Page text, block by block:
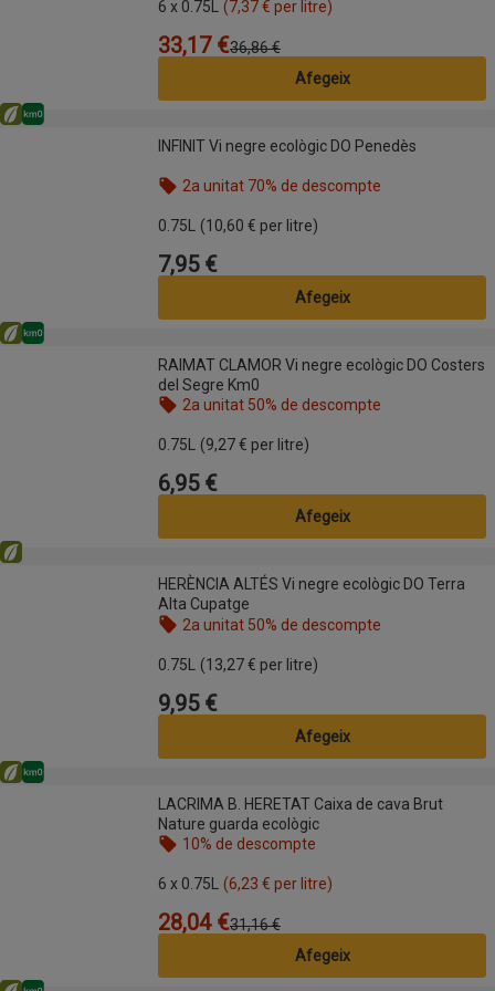
6 x 0.75L
(7,37 € per litre)
Preu
33,17 €
Preu anterior36,86 €
Afegeix
INFINIT Vi negre ecològic DO Penedès
Eco
Km0
INFINIT Vi negre ecològic DO Penedès
2a unitat 70% de descompte
0.75L (10,60 € per litre)
Preu
7,95 €
Afegeix
RAIMAT CLAMOR Vi negre ecològic DO Costers del Segre Km0
Eco
Km0
RAIMAT CLAMOR Vi negre ecològic DO Costers
del Segre Km0
2a unitat 50% de descompte
0.75L (9,27 € per litre)
Preu
6,95 €
Afegeix
HERÈNCIA ALTÉS Vi negre ecològic DO Terra Alta Cupatge
Eco
HERÈNCIA ALTÉS Vi negre ecològic DO Terra
Alta Cupatge
2a unitat 50% de descompte
0.75L
(13,27 € per litre)
Preu
9,95 €
Afegeix
LACRIMA B. HERETAT Caixa de cava Brut Nature guarda ecològic
Eco
Km0
LACRIMA B. HERETAT Caixa de cava Brut
Nature guarda ecològic
10% de descompte
6 x 0.75L
(6,23 € per litre)
Preu
28,04 €
Preu anterior31,16 €
Afegeix